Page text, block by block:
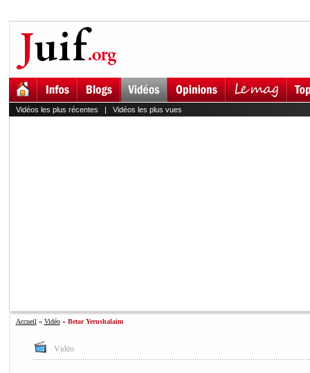
Vidéos les plus récentes | Vidéos les plus vues
Accueil » Vidéo» Betar Yerushalaim
Vidéo